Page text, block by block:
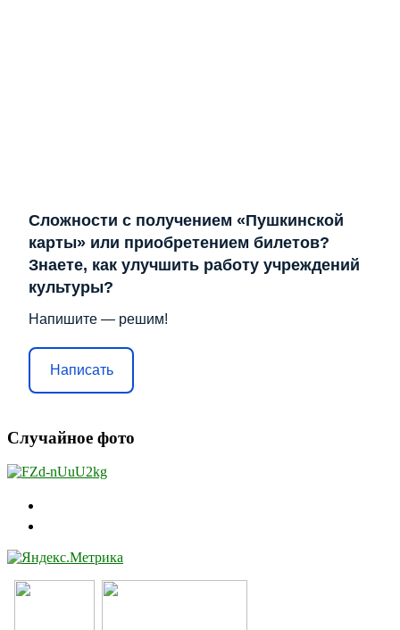
Сложности с получением «Пушкинской
карты» или приобретением билетов?
Знаете, как улучшить работу учреждений
культуры?
Напишите — решим!
Написать
Случайное фото